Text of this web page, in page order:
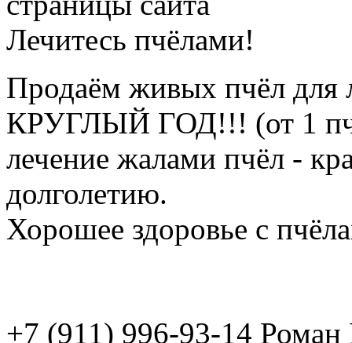
Лечитесь пчёлами!
Продаём живых пчёл для
КРУГЛЫЙ ГОД!!! (от 1
лечение жалами пчёл -
долголетию.
Хорошее здоровье с
+7 (911) 996-93-14